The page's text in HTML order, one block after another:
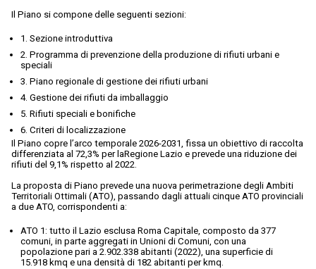
Il Piano si compone delle seguenti sezioni:
1. Sezione introduttiva
2. Programma di prevenzione della produzione di rifiuti urbani e
speciali
3. Piano regionale di gestione dei rifiuti urbani
4. Gestione dei rifiuti da imballaggio
5. Rifiuti speciali e bonifiche
6. Criteri di localizzazione
Il Piano copre l’arco temporale 2026-2031, fissa un obiettivo di raccolta
differenziata al 72,3% per laRegione Lazio e prevede una riduzione dei
rifiuti del 9,1% rispetto al 2022.
La proposta di Piano prevede una nuova perimetrazione degli Ambiti
Territoriali Ottimali (ATO), passando dagli attuali cinque ATO provinciali
a due ATO, corrispondenti a:
ATO 1: tutto il Lazio esclusa Roma Capitale, composto da 377
comuni, in parte aggregati in Unioni di Comuni, con una
popolazione pari a 2.902.338 abitanti (2022), una superficie di
15.918 kmq e una densità di 182 abitanti per kmq.